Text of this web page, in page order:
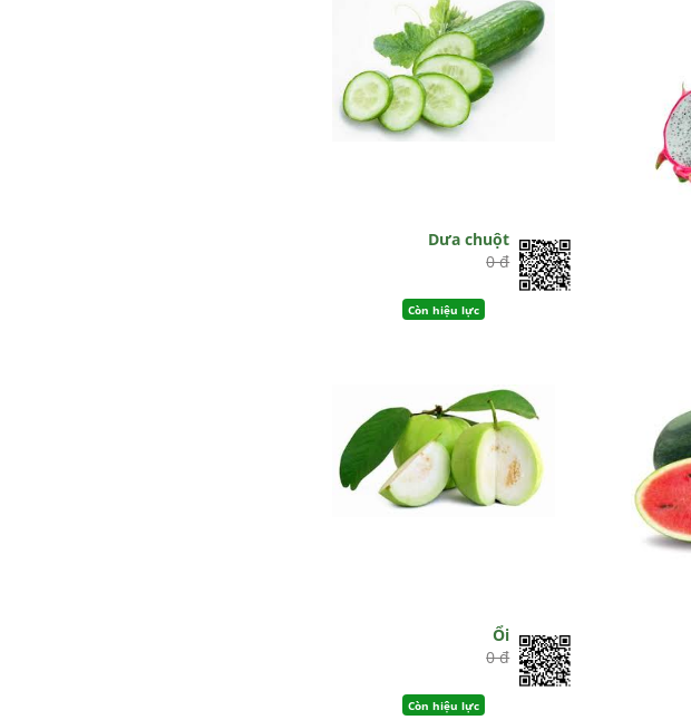
Dưa chuột
0 đ
Còn hiệu lực
Ổi
0 đ
Còn hiệu lực